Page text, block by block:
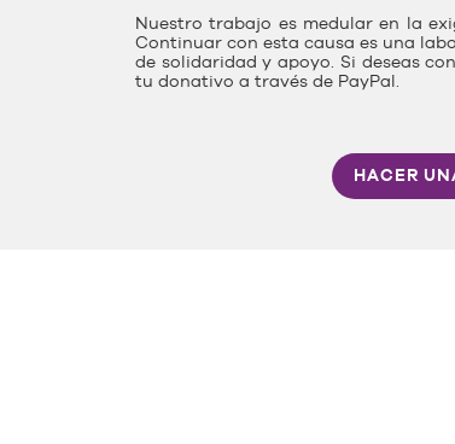
Nuestro trabajo es medular en la
Continuar con esta causa es una
de solidaridad y apoyo. Si deseas
tu donativo a través de PayPal.
HACER